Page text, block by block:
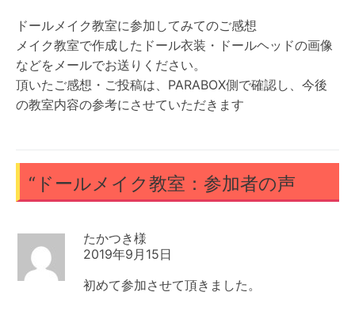
ドールメイク教室に参加してみてのご感想
メイク教室で作成したドール衣装・ドールヘッドの画像
などをメールでお送りください。
頂いたご感想・ご投稿は、PARABOX側で確認し、今後
の教室内容の参考にさせていただきます
“ ドールメイク教室：参加者の声
たかつき
2019年9月15日
初めて参加させて頂きました。